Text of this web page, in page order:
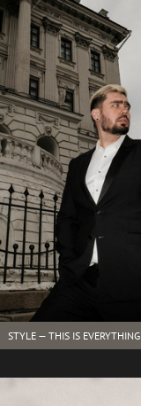
STYLE — THIS IS EVERYTHING